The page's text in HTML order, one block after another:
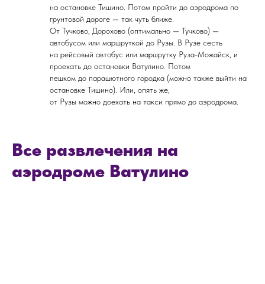
на остановке Тишино. Потом пройти до аэродрома по
грунтовой дороге — так чуть ближе.
От Тучково, Дорохово (оптимально — Тучково) —
автобусом или маршруткой до Рузы. В Рузе сесть
на рейсовый автобус или маршрутку Руза-Можайск, и
проехать до остановки Ватулино. Потом
пешком до парашютного городка (можно также выйти на
остановке Тишино). Или, опять же,
от Рузы можно доехать на такси прямо до аэродрома.
Все развлечения на
аэродроме Ватулино